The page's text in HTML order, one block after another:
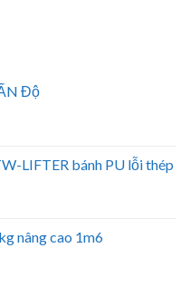
Độ
LIFTER bánh PU lỗi thép
nâng cao 1m6